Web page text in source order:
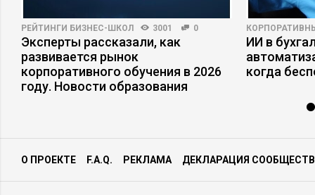
РЕЙТИНГИ БИЗНЕС-ШКОЛ 3001 0
Эксперты рассказали, как
развивается рынок
корпоративного обучения в 2026
году. Новости образования
ИИ в
когда
О ПРОЕКТЕ F.A.Q. РЕКЛАМА ДЕКЛАРАЦИЯ